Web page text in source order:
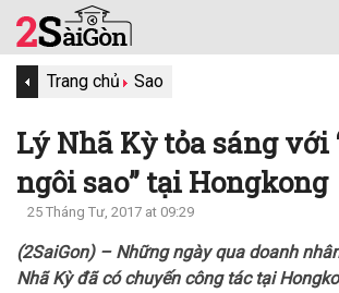
Trang chủ Sao
Lý Nhã Kỳ tỏa sáng với
ngôi sao” tại Hongkong
25 Tháng Tư, 2017 at 09:29
(2SaiGon) – Những ngày qua doanh
Nhã Kỳ đã có chuyến công tác tại